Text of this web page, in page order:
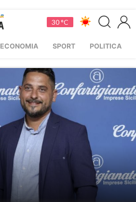
30 °C
ECONOMIA SPORT POLITICA